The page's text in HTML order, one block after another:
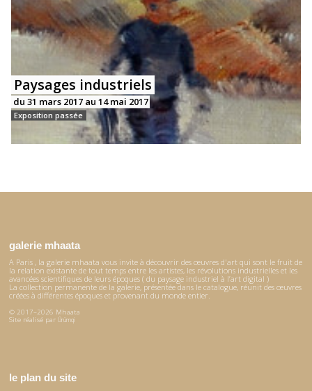
Paysages industriels
du 31 mars 2017 au 14 mai 2017
Exposition passée
galerie mhaata
A Paris , la galerie mhaata vous invite à découvrir des œuvres d'art qui sont le fruit de
la relation existante de tout temps entre les artistes, les révolutions industrielles et les
avancées scientifiques de leurs époques ( du paysage industriel à l’art digital )
La collection permanente de la galerie, présentée dans le catalogue, réunit des œuvres
créées à différentes époques et provenant du monde entier.
© 2017–2026 Mhaata
Site réalisé par Ürümqi
le plan du site